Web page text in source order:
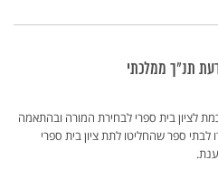
תנ"ך ממלכתי
לציון בית ספרי לבחירת המורה ובהתאמה
ספר שהחליטו לתת ציון בית ספרי